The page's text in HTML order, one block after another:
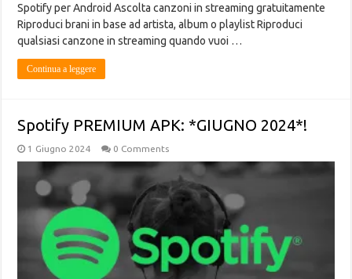
Spotify per Android Ascolta canzoni in streaming gratuitamente
Riproduci brani in base ad artista, album o playlist Riproduci
qualsiasi canzone in streaming quando vuoi …
Continua a leggere
Spotify PREMIUM APK: *GIUGNO 2024*!
1 Giugno 2024 0 Comments